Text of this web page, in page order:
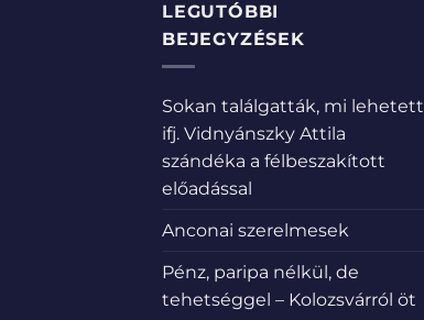
LEGUTÓBBI
BEJEGYZÉSEK
Sokan találgatták, mi lehetett
ifj. Vidnyánszky Attila
szándéka a félbeszakított
előadással
Anconai szerelmesek
Pénz, paripa nélkül, de
tehetséggel – Kolozsvárról öt